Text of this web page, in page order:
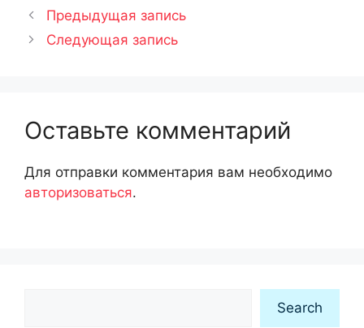
Предыдущая запись
Следующая запись
Оставьте комментарий
Для отправки комментария вам необходимо
авторизоваться.
Search